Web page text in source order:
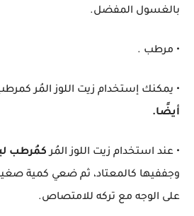
بالغسول المفضل.
• مرطب .
• يمكنك إستخدام زيت اللوز المُر
أيضًا.
• عند استخدام زيت اللوز المُركمُرطب
وجففيها كالمعتاد، ثم ضعي كمية
على الوجه مع تركه للامتصاص.